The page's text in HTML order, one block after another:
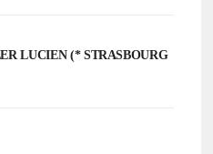
LUCIEN (* STRAS­BOURG